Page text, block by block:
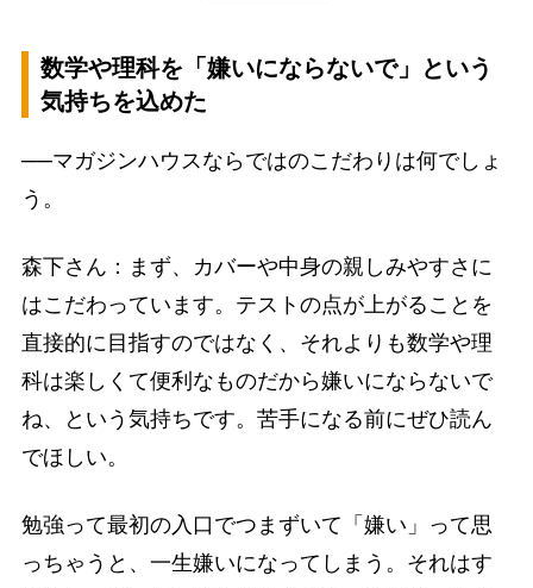
数学や理科を「嫌いにならないで」という
気持ちを込めた
──マガジンハウスならではのこだわりは何でしょ
う。
森下さん：まず、カバーや中身の親しみやすさに
はこだわっています。テストの点が上がることを
直接的に目指すのではなく、それよりも数学や理
科は楽しくて便利なものだから嫌いにならないで
ね、という気持ちです。苦手になる前にぜひ読ん
でほしい。
勉強って最初の入口でつまずいて「嫌い」って思
っちゃうと、一生嫌いになってしまう。それはす